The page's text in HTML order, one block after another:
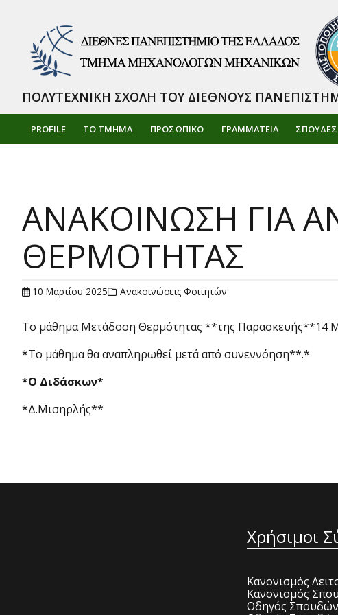
PROFILE ΤΟ ΤΜΗΜΑ ΠΡΟΣΩΠΙΚΌ ΓΡΑΜΜΑΤΕΙΑ ΣΠΟΥΔΕΣ
ΠΟΛΥΤΕΧΝΙΚΗ ΣΧΟΛΗ ΤΟΥ ΔΙΕΘΝΟΥΣ
ΑΝΑΚΟΙΝΩΣΗ ΓΙΑ
ΘΕΡΜΟΤΗΤΑΣ
10 Μαρτίου 2025 Ανακοινώσεις Φοιτητών
Το μάθημα Μετάδοση Θερμότητας **της Παρασκευής**14
*Το μάθημα θα αναπληρωθεί μετά από συνεννόηση**.*
*Ο Διδάσκων*
*Δ.Μισηρλής**
Χρήσιμοι
Κανονισμός
Κανονισμός
Οδηγός